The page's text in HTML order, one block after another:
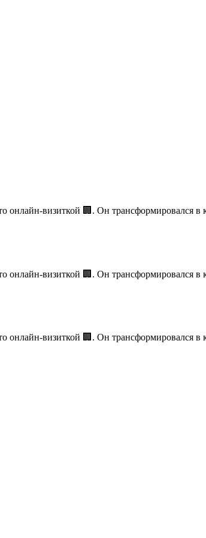
онлайн-визиткой 🏢. Он трансформировался
онлайн-визиткой 🏢. Он трансформировался
онлайн-визиткой 🏢. Он трансформировался